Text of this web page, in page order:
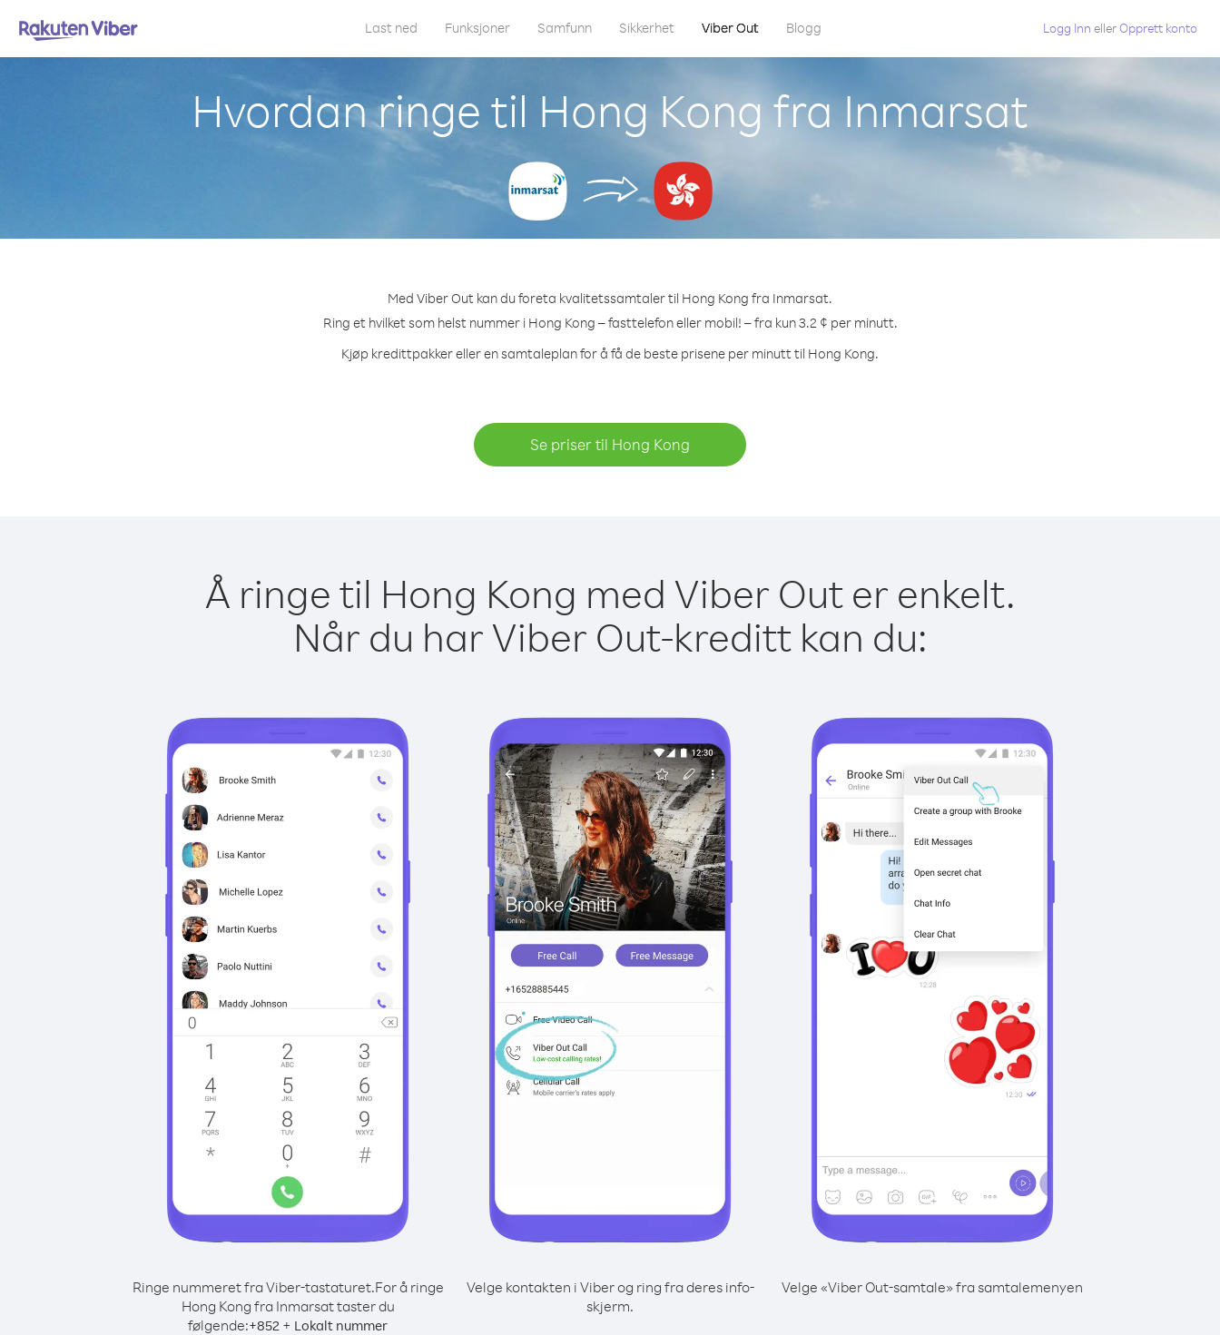
Last ned Funksjoner Samfunn Sikkerhet Viber Out Blogg Logg Inn ellerOpprett konto
Hvordan ringe til Hong Kong fra Inmarsat
Med Viber Out kan du foreta kvalitetssamtaler til Hong Kong fra Inmarsat.
Ring et hvilket som helst nummer i Hong Kong – fasttelefon eller mobil! – fra kun 3.2 ¢ per minutt.
Kjøp kredittpakker eller en samtaleplan for å få de beste prisene per minutt til Hong Kong.
Se priser til Hong Kong
Å ringe til Hong Kong med Viber Out er enkelt.
Når du har Viber Out-kreditt kan du:
Ringe nummeret fra Viber-tastaturet.For å ringe
Hong Kong fra Inmarsat taster du
følgende:+852 + Lokalt nummer
Velge kontakten i Viber og ring fra deres info-
skjerm.
Velge «Viber Out-samtale» fra samtalemenyen